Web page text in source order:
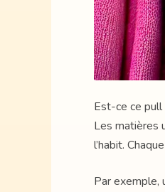
Est-ce ce
Les matières
l’habit.
Par exemple,